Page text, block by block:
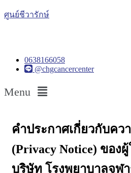
ศูนย์ชีวารักษ์
0638166058
@chgcancercenter
Menu
คำประกาศเกี่ยวกับคว
(Privacy Notice) ของ
บริษัท โรงพยาบาลจุฬ